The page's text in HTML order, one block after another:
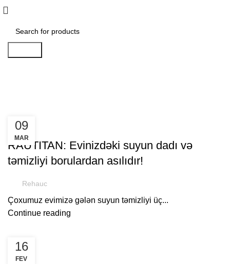
09
MAR
FAYDALI
RAUTITAN: Evinizdəki suyun dadı və
təmizliyi borulardan asılıdır!
Rehauc
Çoxumuz evimizə gələn suyun təmizliyi üç...
Continue reading
16
FEV